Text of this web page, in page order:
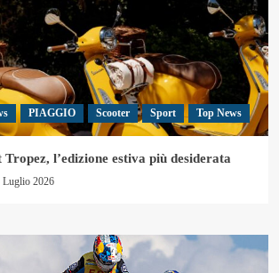
PIAGGIO Scooter Sport Top News
Tropez, l’edizione estiva più desiderata
Luglio 2026